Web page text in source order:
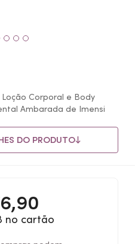
Corporal e Body
Ambarada de Imensi
DO PRODUTO
no cartão